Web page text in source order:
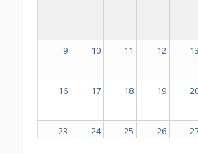
9 10 11 12 13
16 17 18 19
23 24 25 26